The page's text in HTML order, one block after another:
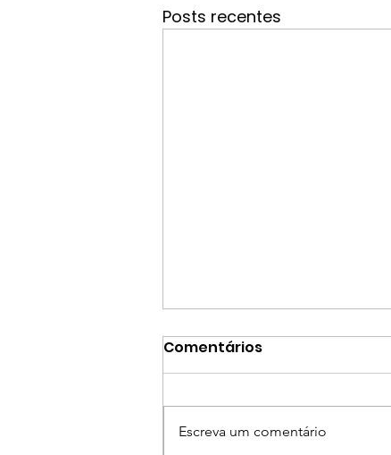
Posts recentes
Comentários
Escreva um comentário